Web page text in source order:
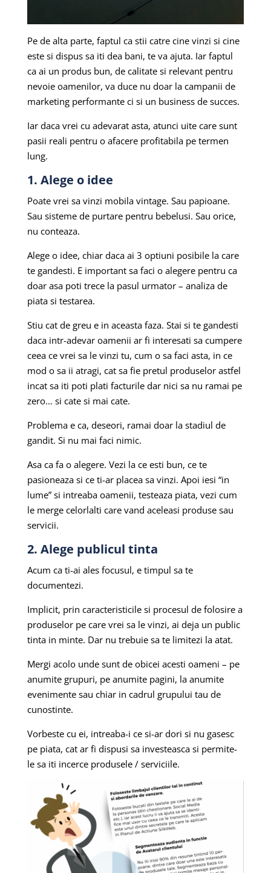
Pe de alta parte, faptul ca stii catre cine vinzi si cine
este si dispus sa iti dea bani, te va ajuta. Iar faptul
ca ai un produs bun, de calitate si relevant pentru
nevoie oamenilor, va duce nu doar la campanii de
marketing performante ci si un business de succes.
Iar daca vrei cu adevarat asta, atunci uite care sunt
pasii reali pentru o afacere profitabila pe termen
lung.
1. Alege o idee
Poate vrei sa vinzi mobila vintage. Sau papioane.
Sau sisteme de purtare pentru bebelusi. Sau orice,
nu conteaza.
Alege o idee, chiar daca ai 3 optiuni posibile la care
te gandesti. E important sa faci o alegere pentru ca
doar asa poti trece la pasul urmator – analiza de
piata si testarea.
Stiu cat de greu e in aceasta faza. Stai si te gandesti
daca intr-adevar oamenii ar fi interesati sa cumpere
ceea ce vrei sa le vinzi tu, cum o sa faci asta, in ce
mod o sa ii atragi, cat sa fie pretul produselor astfel
incat sa iti poti plati facturile dar nici sa nu ramai pe
zero… si cate si mai cate.
Problema e ca, deseori, ramai doar la stadiul de
gandit. Si nu mai faci nimic.
Asa ca fa o alegere. Vezi la ce esti bun, ce te
pasioneaza si ce ti-ar placea sa vinzi. Apoi iesi “in
lume” si intreaba oamenii, testeaza piata, vezi cum
le merge celorlalti care vand aceleasi produse sau
servicii.
2. Alege publicul tinta
Acum ca ti-ai ales focusul, e timpul sa te
documentezi.
Implicit, prin caracteristicile si procesul de folosire a
produselor pe care vrei sa le vinzi, ai deja un public
tinta in minte. Dar nu trebuie sa te limitezi la atat.
Mergi acolo unde sunt de obicei acesti oameni – pe
anumite grupuri, pe anumite pagini, la anumite
evenimente sau chiar in cadrul grupului tau de
cunostinte.
Vorbeste cu ei, intreaba-i ce si-ar dori si nu gasesc
pe piata, cat ar fi dispusi sa investeasca si permite-
le sa iti incerce produsele / serviciile.